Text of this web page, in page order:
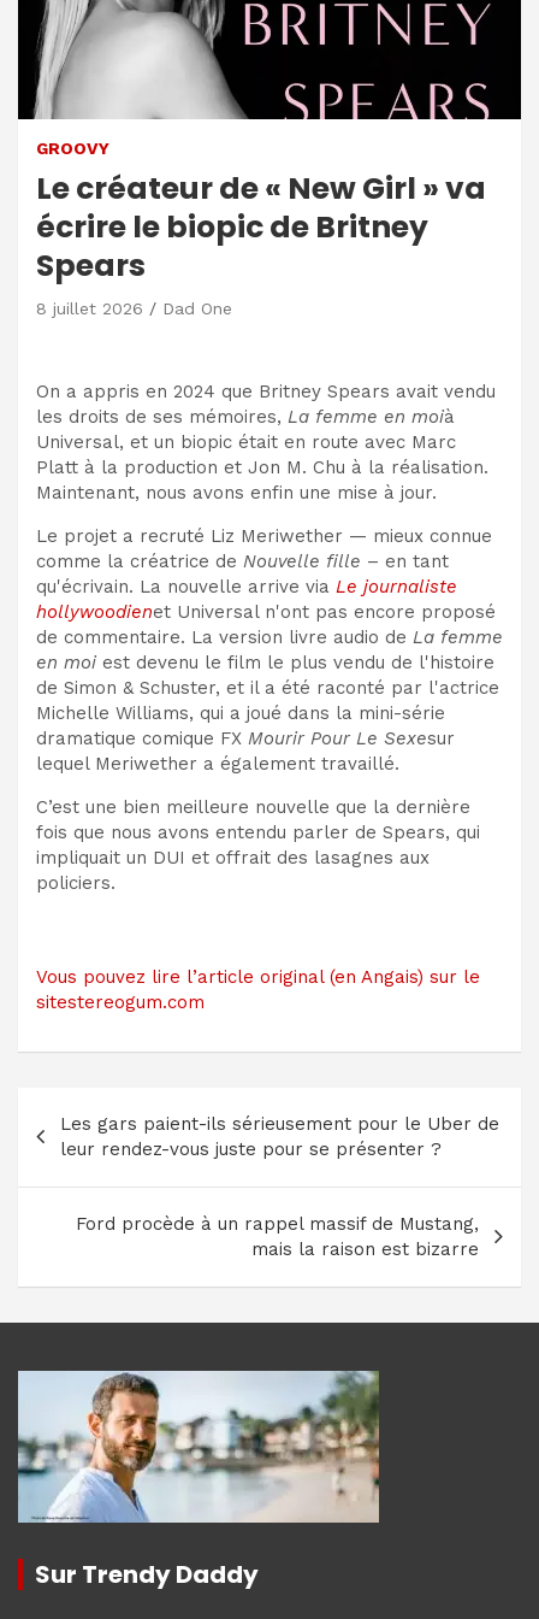
GROOVY
Le créateur de « New Girl » va
écrire le biopic de Britney
Spears
8 juillet 2026 Dad One
On a appris en 2024 que Britney Spears avait vendu
les droits de ses mémoires, La femme en moià
Universal, et un biopic était en route avec Marc
Platt à la production et Jon M. Chu à la réalisation.
Maintenant, nous avons enfin une mise à jour.
Le projet a recruté Liz Meriwether — mieux connue
comme la créatrice de Nouvelle fille – en tant
qu'écrivain. La nouvelle arrive via Le journaliste
hollywoodienet Universal n'ont pas encore proposé
de commentaire. La version livre audio de La femme
en moi est devenu le film le plus vendu de l'histoire
de Simon & Schuster, et il a été raconté par l'actrice
Michelle Williams, qui a joué dans la mini-série
dramatique comique FX Mourir Pour Le Sexesur
lequel Meriwether a également travaillé.
C’est une bien meilleure nouvelle que la dernière
fois que nous avons entendu parler de Spears, qui
impliquait un DUI et offrait des lasagnes aux
policiers.
Vous pouvez lire l’article original (en Angais) sur le
sitestereogum.com
de
l’article
Les gars paient-ils sérieusement pour le Uber de
leur rendez-vous juste pour se présenter ?
Ford procède à un rappel massif de Mustang,
mais la raison est bizarre
Sur Trendy Daddy